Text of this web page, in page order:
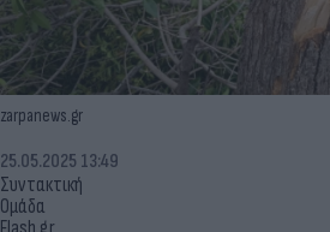
zarpanews.gr
Συντακτική
Ομάδα
25.05.2025 13:49